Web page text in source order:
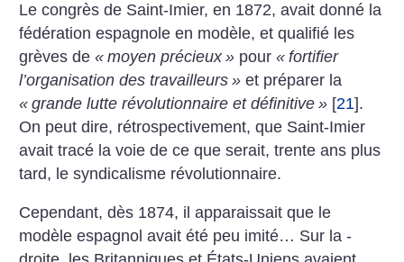
Le congrès de Saint-Imier, en 1872, avait donné la
fédération espagnole en modèle, et qualifié les
grèves de« moyen précieux » pour« fortifier
l’organisation des travailleurs » et préparer la
« grande lutte révolutionnaire et définitive » [21].
On peut dire, rétrospectivement, que Saint-Imier
avait tracé la voie de ce que serait, trente ans plus
tard, le ­syndicalisme révolutionnaire.
Cependant, dès 1874, il apparaissait que le
modèle espagnol avait été peu imité… Sur la ­